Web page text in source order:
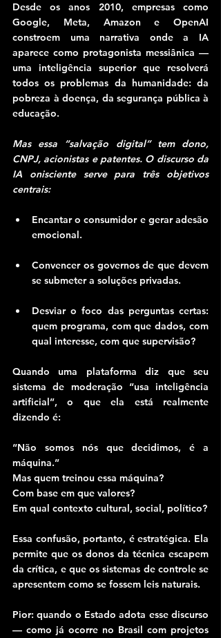
Desde os anos 2010, empresas como
Google, Meta, Amazon e OpenAI
constroem uma narrativa onde a IA
aparece como protagonista messiânica —
uma inteligência superior que resolverá
todos os problemas da humanidade: da
pobreza à doença, da segurança pública à
educação.
Mas essa “salvação digital” tem dono,
CNPJ, acionistas e patentes. O discurso da
IA onisciente serve para três objetivos
centrais:
Encantar o consumidor e gerar adesão
emocional.
Convencer os governos de que devem
se submeter a soluções privadas.
Desviar o foco das perguntas certas:
quem programa, com que dados, com
qual interesse, com que supervisão?
Quando uma plataforma diz que seu
sistema de moderação “usa inteligência
artificial”, o que ela está realmente
dizendo é:
“Não somos nós que decidimos, é a
máquina.”
Mas quem treinou essa máquina?
Com base em que valores?
Em qual contexto cultural, social, político?
Essa confusão, portanto, é estratégica. Ela
permite que os donos da técnica escapem
da crítica, e que os sistemas de controle se
apresentem como se fossem leis naturais.
Pior: quando o Estado adota esse discurso
— como já ocorre no Brasil com projetos